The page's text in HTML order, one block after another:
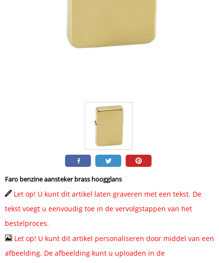
Faro benzine aansteker brass hoogglans
Let op! U kunt dit artikel laten graveren met een tekst. De
tekst voegt u eenvoudig toe in de vervolgstappen van het
bestelproces.
Let op! U kunt dit artikel personaliseren door middel van een
afbeelding. De afbeelding kunt u uploaden in de